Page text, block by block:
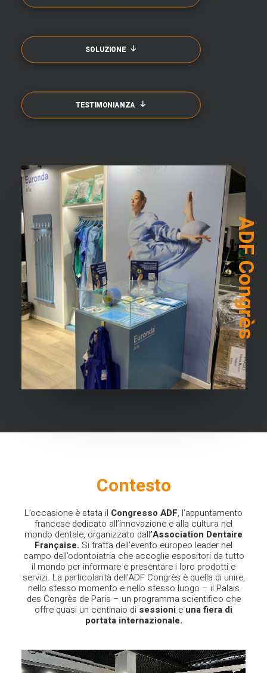
SOLUZIONE
TESTIMONIANZA
ADF Congrès
Contesto
L’occasione è stata il Congresso ADF, l’appuntamento
francese dedicato all’innovazione e alla cultura nel
mondo dentale, organizzato dall’Association Dentaire
Française. Si tratta dell’evento europeo leader nel
campo dell’odontoiatria che accoglie espositori da tutto
il mondo per informare e presentare i loro prodotti e
servizi. La particolarità dell'ADF Congrès è quella di unire,
nello stesso momento e nello stesso luogo – il Palais
des Congrès de Paris – un programma scientifico che
offre quasi un centinaio di sessioni e una fiera di
portata internazionale.